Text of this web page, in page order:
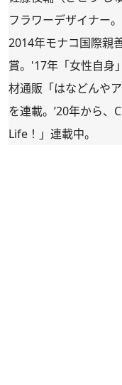
フラワーデザイナー
2014年モナコ国際親
賞。'17年「女性自身
材通販「はなどんや
を連載。’20年から、
Life！ 」連載中。